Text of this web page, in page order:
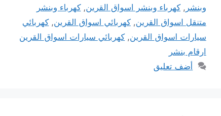
وبنشر , كهرباء وبنشر اسواق القرين, كهرباء وبنشر
متنقل اسواق القرين, كهربائي اسواق القرين, كهربائي
سيارات اسواق القرين, كهربائي سيارات اسواق القرين
ارقام بنشر
أضف تعليق